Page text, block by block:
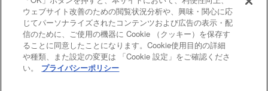
お問い合わせ サイトポリシー
ウェブサイト改善のための閲覧状況分析や、興味・関心に応
じてパーソナライズされたコンテンツおよび広告の表示・配
信のために、ご使用の機器に Cookie （クッキー）を保存す
ることに同意したことになります。Cookie使用目的の詳細
や種類、また設定の変更は 「Cookie 設定」をご確認くださ
い。
プライバシーポリシー